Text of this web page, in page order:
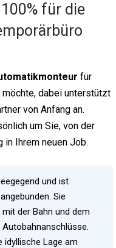
für die
für
dabei unterstützt
von Anfang an.
um Sie, von der
in Ihrem neuen Job.
und ist
Sie
der Bahn und dem
idyllische Lage am